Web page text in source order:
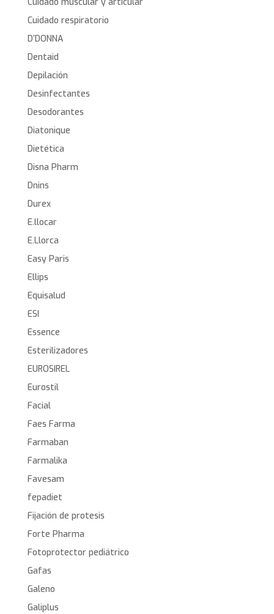
Cuidado respiratorio
D’DONNA
Dentaid
Depilación
Desinfectantes
Desodorantes
Diatonique
Dietética
Disna Pharm
Dnins
Durex
E.llocar
E.Llorca
Easy Paris
Ellips
Equisalud
ESI
Essence
Esterilizadores
EUROSIREL
Eurostil
Facial
Faes Farma
Farmaban
Farmalika
Favesam
fepadiet
Fijación de protesis
Forte Pharma
Fotoprotector pediátrico
Gafas
Galeno
Galiplus